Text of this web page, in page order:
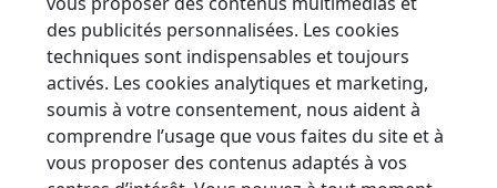
Informations sur le chantier
des publicités personnalisées. Les cookies
techniques sont indispensables et toujours
activés. Les cookies analytiques et marketing,
soumis à votre consentement, nous aident à
comprendre l’usage que vous faites du site et à
vous proposer des contenus adaptés à vos